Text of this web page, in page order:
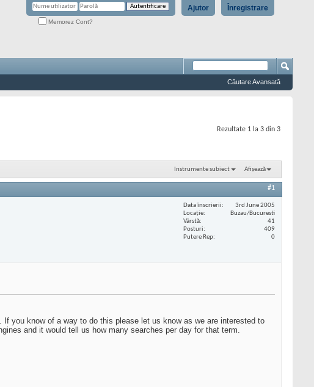
Înregistrare
Ajutor
Memorez Cont?
Căutare Avansată
Rezultate 1 la 3 din 3
Instrumente subiect Afișează
#1
Data înscrierii
3rd June 2005
Locaţie
Buzau/Bucuresti
Vârstă
41
Posturi
409
Putere Rep
0
you know of a way to do this please let us know as we are interested to
and it would tell us how many searches per day for that term.